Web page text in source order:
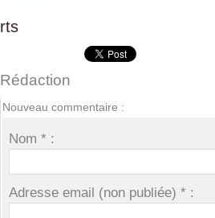
rts
Rédaction
Nouveau commentaire :
Nom * :
Adresse email (non publiée) * :